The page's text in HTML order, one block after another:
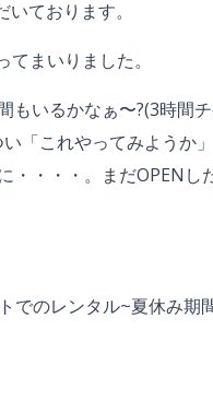
ております。
まいりました。
いるかなぁ〜?(3時間チ
「これやってみようか
・・・・。まだOPENし
でのレンタル~夏休み期